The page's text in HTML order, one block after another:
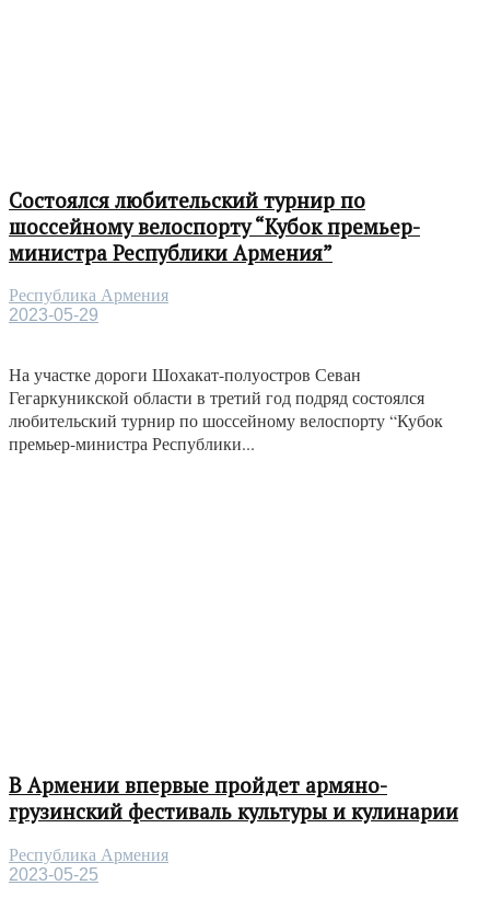
Состоялся любительский турнир по
шоссейному велоспорту “Кубок премьер-
министра Республики Армения”
Республика Армения
2023-05-29
На участке дороги Шохакат-полуостров Севан
Гегаркуникской области в третий год подряд состоялся
любительский турнир по шоссейному велоспорту “Кубок
премьер-министра Республики...
В Армении впервые пройдет армяно-
грузинский фестиваль культуры и кулинарии
Республика Армения
2023-05-25